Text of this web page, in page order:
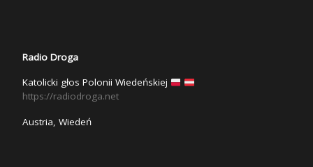
Radio Droga
Katolicki głos Polonii Wiedeńskiej
https://radiodroga.net
Austria, Wiedeń